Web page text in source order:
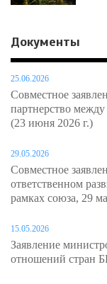
Документы
25.06.2026
Совместное
партнерство
(23 июня 2026 г.)
29.05.2026
Совместное
ответственном
рамках союза, 29
15.05.2026
Заявление
отношений стран